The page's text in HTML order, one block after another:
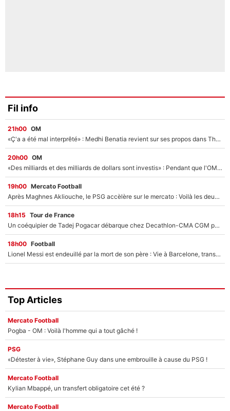
Fil info
21h00 OM
«Ç'a a été mal interprêté» : Medhi Benatia revient sur ses propos dans The Bridge et précise ses conditions pour rejoindre le PSG !
20h00 OM
«Des milliards et des milliards de dollars sont investis» : Pendant que l'OM est en pleine crise financière, Frank McCourt lance un nouveau projet à 260M€ !
19h00 Mercato Football
Après Maghnes Akliouche, le PSG accèlère sur le mercato : Voilà les deux nouvelles recrues qui vont signer la semaine prochaine ?
18h15 Tour de France
Un coéquipier de Tadej Pogacar débarque chez Decathlon-CMA CGM pour épauler Paul Seixas : «Mes meilleures années sont à venir»
18h00 Football
Lionel Messi est endeuillé par la mort de son père : Vie à Barcelone, transfert au PSG... voilà comment Jorge Messi a joué un rôle essentiel dans sa carrière !
Top Articles
Mercato Football
Pogba - OM : Voilà l'homme qui a tout gâché !
PSG
«Détester à vie», Stéphane Guy dans une embrouille à cause du PSG !
Mercato Football
Kylian Mbappé, un transfert obligatoire cet été ?
Mercato Football